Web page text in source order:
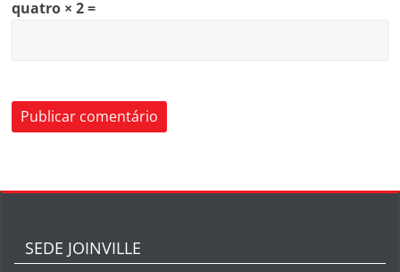
quatro × 2 =
SEDE JOINVILLE